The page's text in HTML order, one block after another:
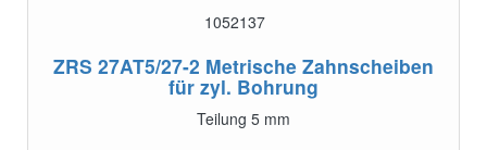
1052137
ZRS 27AT5/27-2 Metrische Zahnscheiben
für zyl. Bohrung
Teilung 5 mm